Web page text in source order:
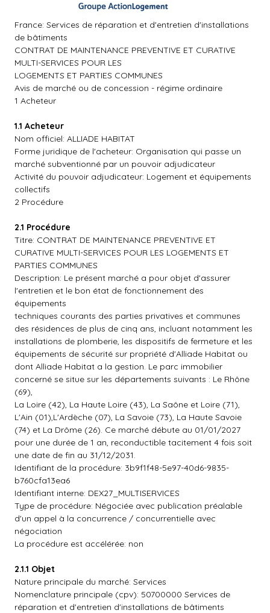
France: Services de réparation et d'entretien d'installations
de bâtiments
CONTRAT DE MAINTENANCE PREVENTIVE ET CURATIVE
MULTI-SERVICES POUR LES
LOGEMENTS ET PARTIES COMMUNES
Avis de marché ou de concession - régime ordinaire
1 Acheteur
1.1 Acheteur
Nom officiel: ALLIADE HABITAT
Forme juridique de l'acheteur: Organisation qui passe un
marché subventionné par un pouvoir adjudicateur
Activité du pouvoir adjudicateur: Logement et équipements
collectifs
2 Procédure
2.1 Procédure
Titre: CONTRAT DE MAINTENANCE PREVENTIVE ET
CURATIVE MULTI-SERVICES POUR LES LOGEMENTS ET
PARTIES COMMUNES
Description: Le présent marché a pour objet d'assurer
l'entretien et le bon état de fonctionnement des
équipements
techniques courants des parties privatives et communes
des résidences de plus de cinq ans, incluant notamment les
installations de plomberie, les dispositifs de fermeture et les
équipements de sécurité sur propriété d'Alliade Habitat ou
dont Alliade Habitat a la gestion. Le parc immobilier
concerné se situe sur les départements suivants : Le Rhône
(69),
La Loire (42), La Haute Loire (43), La Saône et Loire (71),
L'Ain (01),L'Ardèche (07), La Savoie (73), La Haute Savoie
(74) et La Drôme (26). Ce marché débute au 01/01/2027
pour une durée de 1 an, reconductible tacitement 4 fois soit
une date de fin au 31/12/2031.
Identifiant de la procédure: 3b9f1f48-5e97-40d6-9835-
b760cfa13ea6
Identifiant interne: DEX27_MULTISERVICES
Type de procédure: Négociée avec publication préalable
d'un appel à la concurrence / concurrentielle avec
négociation
La procédure est accélérée: non
2.1.1 Objet
Nature principale du marché: Services
Nomenclature principale (cpv): 50700000 Services de
réparation et d'entretien d'installations de bâtiments